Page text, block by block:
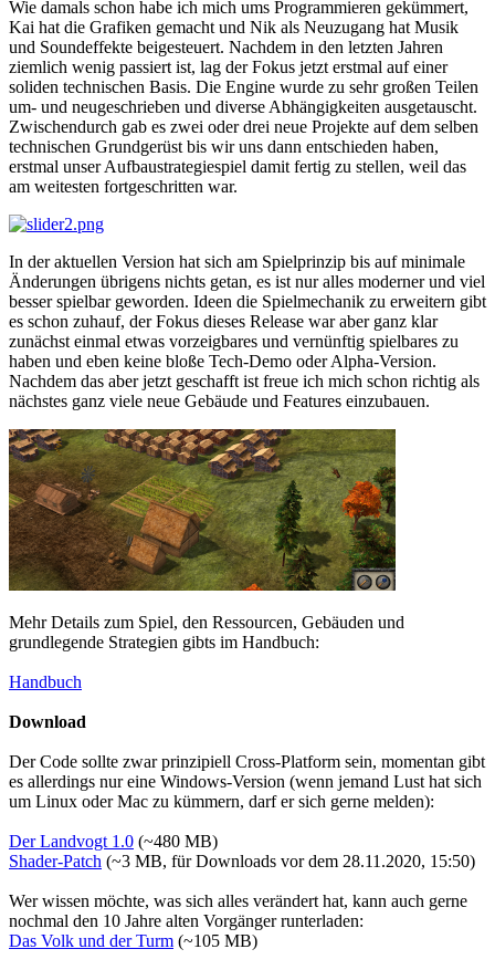
Wie damals schon habe ich mich ums Programmieren gekümmert,
Kai hat die Grafiken gemacht und Nik als Neuzugang hat Musik
und Soundeffekte beigesteuert. Nachdem in den letzten Jahren
ziemlich wenig passiert ist, lag der Fokus jetzt erstmal auf einer
soliden technischen Basis. Die Engine wurde zu sehr großen Teilen
um- und neugeschrieben und diverse Abhängigkeiten ausgetauscht.
Zwischendurch gab es zwei oder drei neue Projekte auf dem selben
technischen Grundgerüst bis wir uns dann entschieden haben,
erstmal unser Aufbaustrategiespiel damit fertig zu stellen, weil das
am weitesten fortgeschritten war.
In der aktuellen Version hat sich am Spielprinzip bis auf minimale
Änderungen übrigens nichts getan, es ist nur alles moderner und viel
besser spielbar geworden. Ideen die Spielmechanik zu erweitern gibt
es schon zuhauf, der Fokus dieses Release war aber ganz klar
zunächst einmal etwas vorzeigbares und vernünftig spielbares zu
haben und eben keine bloße Tech-Demo oder Alpha-Version.
Nachdem das aber jetzt geschafft ist freue ich mich schon richtig als
nächstes ganz viele neue Gebäude und Features einzubauen.
Mehr Details zum Spiel, den Ressourcen, Gebäuden und
grundlegende Strategien gibts im Handbuch:
Handbuch
Download
Der Code sollte zwar prinzipiell Cross-Platform sein, momentan gibt
es allerdings nur eine Windows-Version (wenn jemand Lust hat sich
um Linux oder Mac zu kümmern, darf er sich gerne melden):
Der Landvogt 1.0 (~480 MB)
Shader-Patch (~3 MB, für Downloads vor dem 28.11.2020, 15:50)
Wer wissen möchte, was sich alles verändert hat, kann auch gerne
nochmal den 10 Jahre alten Vorgänger runterladen:
Das Volk und der Turm (~105 MB)